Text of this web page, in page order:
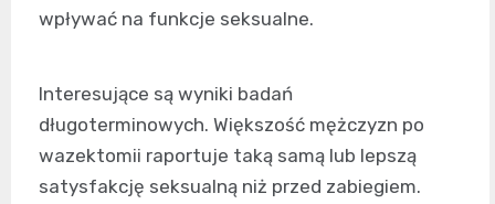
wpływać na funkcje seksualne.
Interesujące są wyniki badań
długoterminowych. Większość mężczyzn po
wazektomii raportuje taką samą lub lepszą
satysfakcję seksualną niż przed zabiegiem.